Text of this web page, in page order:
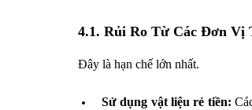
4.1. Rủi Ro Từ Các Đơn Vị
Đây là hạn chế lớn nhất.
Sử dụng vật liệu rẻ tiền: